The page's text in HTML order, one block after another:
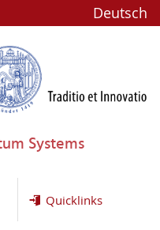
Deutsch
Systems
Quicklinks